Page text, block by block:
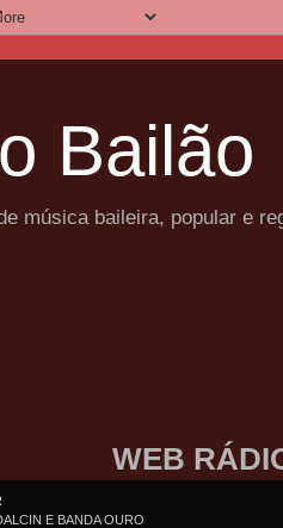
Bailão
música baileira, popular e
WEB